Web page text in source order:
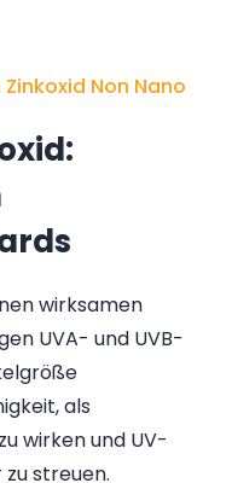
Non Nano
wirksamen
UVA- und UVB-
als
wirken und UV-
streuen.